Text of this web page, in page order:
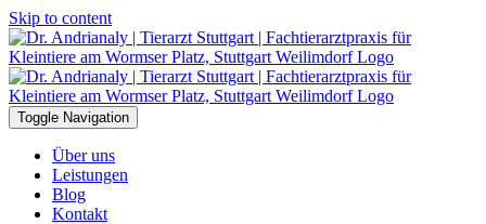
Skip to content
Toggle Navigation
Über uns
Leistungen
Blog
Kontakt